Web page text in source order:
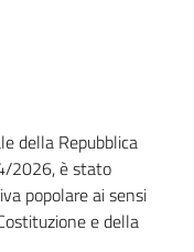
della Repubblica
2026, è stato
popolare ai sensi
e della